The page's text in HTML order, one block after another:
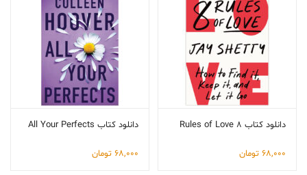
دانلود کتاب 8 Rules of Love
68,000 تومان
دانلود کتاب All Your Perfects
68,000 تومان